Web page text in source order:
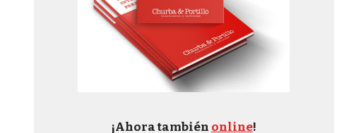
¡Ahora también online!